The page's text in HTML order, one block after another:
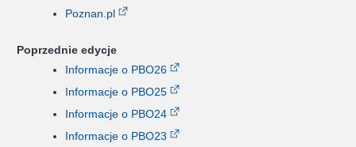
Poznan.pl
Poprzednie edycje
Informacje o PBO26
Informacje o PBO25
Informacje o PBO24
Informacje o PBO23